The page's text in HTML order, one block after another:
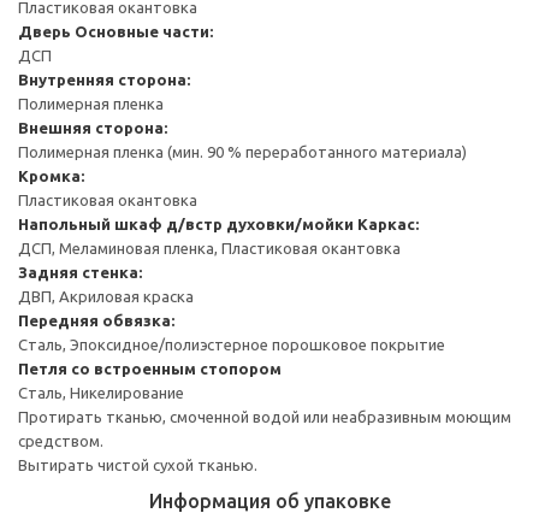
Пластиковая окантовка
Дверь Основные части:
ДСП
Внутренняя сторона:
Полимерная пленка
Внешняя сторона:
Полимерная пленка (мин. 90 % переработанного материала)
Кромка:
Пластиковая окантовка
Напольный шкаф д/встр духовки/мойки Каркас:
ДСП, Меламиновая пленка, Пластиковая окантовка
Задняя стенка:
ДВП, Акриловая краска
Передняя обвязка:
Сталь, Эпоксидное/полиэстерное порошковое покрытие
Петля со встроенным стопором
Сталь, Никелирование
Протирать тканью, смоченной водой или неабразивным моющим
средством.
Вытирать чистой сухой тканью.
Информация об упаковке